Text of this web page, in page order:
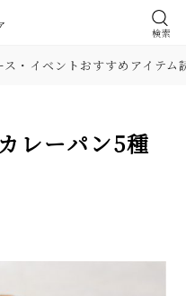
検索
ス・イベントおすすめアイテム
レーパン5種